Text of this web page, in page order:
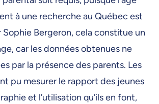
à une recherche au Québec est
Sophie Bergeron, cela constitue un
car les données obtenues ne
par la présence des parents. Les
pu mesurer le rapport des jeunes
et l’utilisation qu’ils en font,